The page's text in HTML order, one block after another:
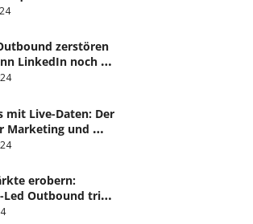
und Sales
zerstören
LinkedIn noch
mit Live-Daten: Der
Marketing und
erobern:
Led Outbound trifft
Marketing